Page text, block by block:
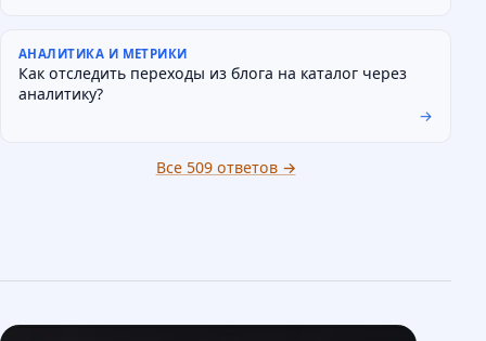
АНАЛИТИКА И МЕТРИКИ
Как отследить переходы из блога на каталог через
аналитику?
→
Все 509 ответов →